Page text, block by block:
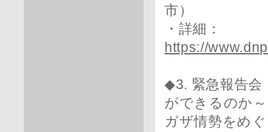
市）
・詳細：
https://
◆3. 緊急報告
ができるのか～
ガザ情勢をめ